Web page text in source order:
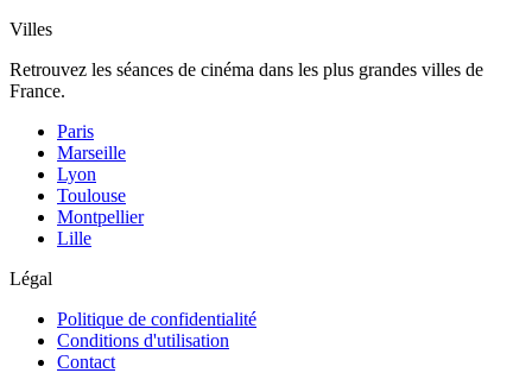
Villes
Retrouvez les séances de cinéma dans les plus grandes villes de
France.
Paris
Marseille
Lyon
Toulouse
Montpellier
Lille
Légal
Politique de confidentialité
Conditions d'utilisation
Contact